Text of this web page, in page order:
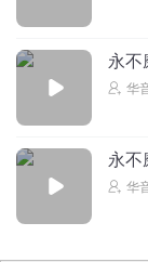
永不
华
永不
华